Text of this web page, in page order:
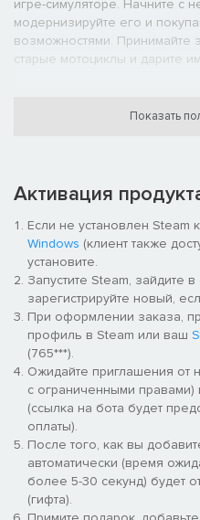
игре-симуляторе. Начните с
модернизируйте его и
возможностями. Принимайте
старые мотоциклы и дарите
исследуйте обширную
деталей
восстанавливайте старые
мотоциклы на заказ
принимайте заказы от
и XP
выбирайте между
обставляйте их мебелью
проверьте, как работают
испытательных треках
ищите специальные/
откройте магазин с
и мебелью
создавайте детали по
нанося водяную печать
Показать
Активация
Если не установлен Steam
Windows (клиент также
установите.
Запустите Steam, зайдите
зарегистрируйте новый,
При оформлении заказа,
профиль в Steam или ваш
(765***).
Ожидайте приглашения от
с ограниченными правами)
(ссылка на бота будет
оплаты).
После того, как вы
автоматически (время
более 5-30 секунд) будет
(гифта).